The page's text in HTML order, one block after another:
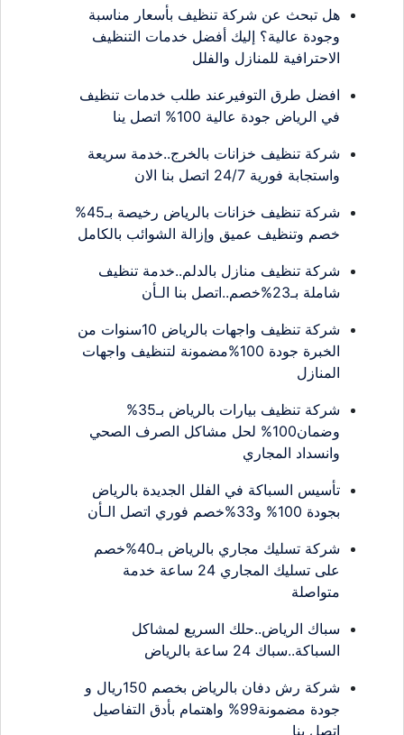
هل تبحث عن شركة تنظيف بأسعار مناسبة
وجودة عالية؟ إليك أفضل خدمات التنظيف
الاحترافية للمنازل والفلل
افضل طرق التوفيرعند طلب خدمات تنظيف
في الرياض جودة عالية 100% اتصل ينا
شركة تنظيف خزانات بالخرج..خدمة سريعة
واستجابة فورية 24/7 اتصل بنا الان
شركة تنظيف خزانات بالرياض رخيصة بـ45%
خصم وتنظيف عميق وإزالة الشوائب بالكامل
شركة تنظيف منازل بالدلم..خدمة تنظيف
شاملة بـ23%خصم..اتصل بنا الـأن
شركة تنظيف واجهات بالرياض 10سنوات من
الخبرة جودة 100%مضمونة لتنظيف واجهات
المنازل
شركة تنظيف بيارات بالرياض بـ35%
وضمان100% لحل مشاكل الصرف الصحي
وانسداد المجاري
تأسيس السباكة في الفلل الجديدة بالرياض
بجودة 100% و33%خصم فوري اتصل الـأن
شركة تسليك مجاري بالرياض بـ40%خصم
على تسليك المجاري 24 ساعة خدمة
متواصلة
سباك الرياض..حلك السريع لمشاكل
السباكة..سباك 24 ساعة بالرياض
شركة رش دفان بالرياض بخصم 150ريال و
جودة مضمونة99% واهتمام بأدق التفاصيل
اتصل بنا